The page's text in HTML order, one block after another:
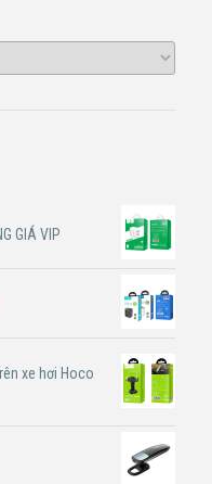
GIÁ VIP
xe hơi Hoco